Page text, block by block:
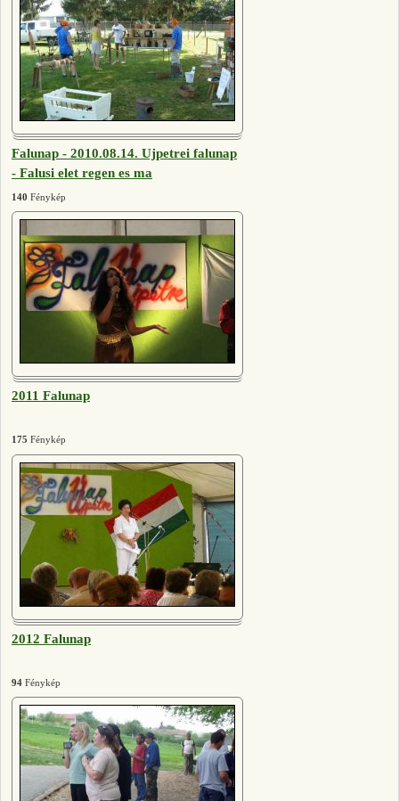
Falunap - 2010.08.14. Ujpetrei falunap
- Falusi elet regen es ma
140 Fénykép
2011 Falunap
175 Fénykép
2012 Falunap
94 Fénykép